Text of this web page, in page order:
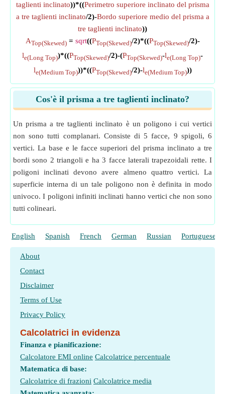
taglienti inclinato))*((Perimetro superiore inclinato del prisma
a tre taglienti inclinato/2)-Bordo superiore medio del prisma a
tre taglienti inclinato))
ATop(Skewed)= sqrt((PTop(Skewed)/2)*((PTop(Skewed)/2)-
le(Long Top))*((PTop(Skewed)/2)-(PTop(Skewed)-le(Long Top)-
le(Medium Top)))*((PTop(Skewed)/2)-le(Medium Top)))
Cos'è il prisma a tre taglienti inclinato?
Un prisma a tre taglienti inclinato è un poligono i cui vertici
non sono tutti complanari. Consiste di 5 facce, 9 spigoli, 6
vertici. La base e le facce superiori del prisma inclinato a tre
bordi sono 2 triangoli e ha 3 facce laterali trapezoidali rette. I
poligoni inclinati devono avere almeno quattro vertici. La
superficie interna di un tale poligono non è definita in modo
univoco. I poligoni infiniti inclinati hanno vertici che non sono
tutti colineari.
English Spanish French German Russian Portuguese
About
Contact
Disclaimer
Terms of Use
Privacy Policy
Calcolatrici in evidenza
Finanza e pianificazione:
Calcolatore EMI online Calcolatrice percentuale
Matematica di base:
Calcolatrice di frazioni Calcolatrice media